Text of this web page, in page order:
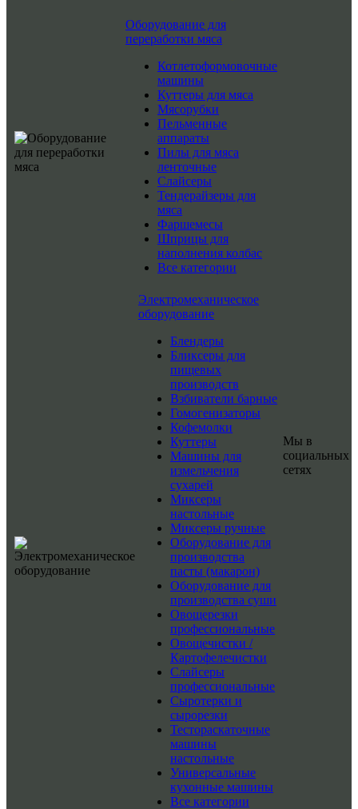
Оборудование для
переработки мяса
Котлетоформовочные
машины
Куттеры для мяса
Мясорубки
Пельменные
аппараты
Пилы для мяса
ленточные
Слайсеры
Тендерайзеры для
мяса
Фаршемесы
Шприцы для
наполнения колбас
Все категории
Электромеханическое
оборудование
Блендеры
Бликсеры для
пищевых
производств
Взбиватели барные
Гомогенизаторы
Кофемолки
Куттеры
Машины для
измельчения
сухарей
Миксеры
настольные
Миксеры ручные
Оборудование для
производства
пасты (макарон)
Оборудование для
производства суши
Овощерезки
профессиональные
Овощечистки /
Картофелечистки
Слайсеры
профессиональные
Сыротерки и
сырорезки
Тестораскаточные
машины
настольные
Универсальные
кухонные машины
Все категории
Мы в
социальных
сетях